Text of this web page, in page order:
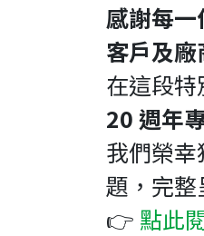
感謝每
客戶及廠
在這段
20 週年
我們榮
題，完整
👉 點此